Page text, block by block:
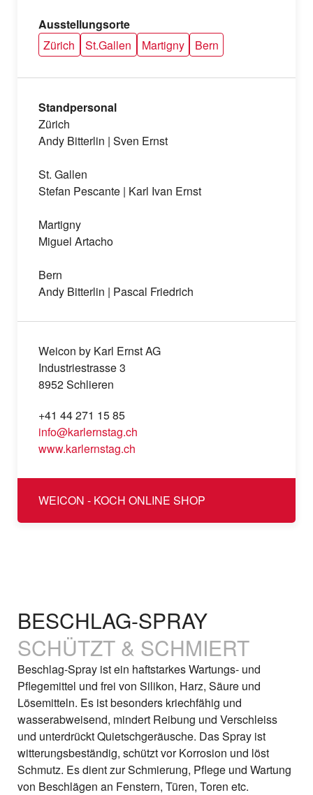
Ausstellungsorte
Zürich
St.Gallen Martigny Bern
Standpersonal
Zürich
Andy Bitterlin | Sven Ernst
St. Gallen
Stefan Pescante | Karl Ivan Ernst
Martigny
Miguel Artacho
Bern
Andy Bitterlin | Pascal Friedrich
Weicon by Karl Ernst AG
Industriestrasse 3
8952 Schlieren
+41 44 271 15 85
info@karlernstag.ch
www.karlernstag.ch
WEICON - KOCH ONLINE SHOP
BESCHLAG-SPRAY
SCHÜTZT & SCHMIERT
Beschlag-Spray ist ein haftstarkes Wartungs- und
Pflegemittel und frei von Silikon, Harz, Säure und
Lösemitteln. Es ist besonders kriechfähig und
wasserabweisend, mindert Reibung und Verschleiss
und unterdrückt Quietschgeräusche. Das Spray ist
witterungsbeständig, schützt vor Korrosion und löst
Schmutz. Es dient zur Schmierung, Pflege und Wartung
von Beschlägen an Fenstern, Türen, Toren etc.